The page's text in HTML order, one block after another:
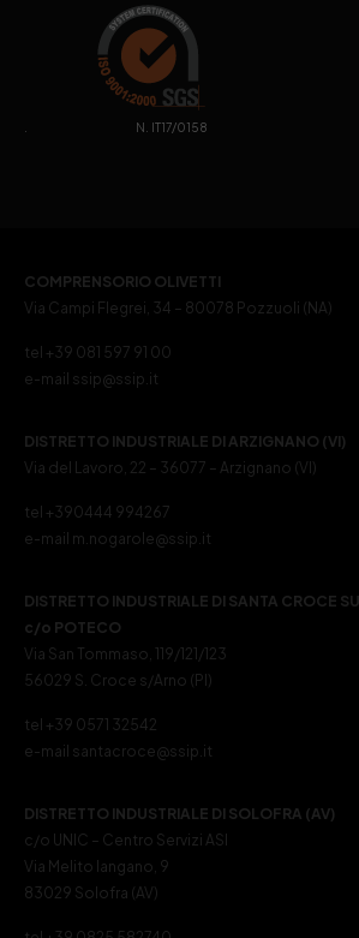
. N. IT17/0158
COMPRENSORIO OLIVETTI
Via Campi Flegrei, 34 – 80078 Pozzuoli (NA)
tel +39 081 597 91 00
e-mail ssip@ssip.it
DISTRETTO INDUSTRIALE DI ARZIGNANO (VI)
Via del Lavoro, 22 – 36077 – Arzignano (VI)
tel +390444 994267
e-mail m.nogarole@ssip.it
DISTRETTO INDUSTRIALE DI SANTA CROCE
c/o POTECO
Via San Tommaso, 119/121/123
56029 S. Croce s/Arno (PI)
tel +39 0571 32542
e-mail santacroce@ssip.it
DISTRETTO INDUSTRIALE DI SOLOFRA (AV)
c/o UNIC – Centro Servizi ASI
Via Melito Iangano, 9
83029 Solofra (AV)